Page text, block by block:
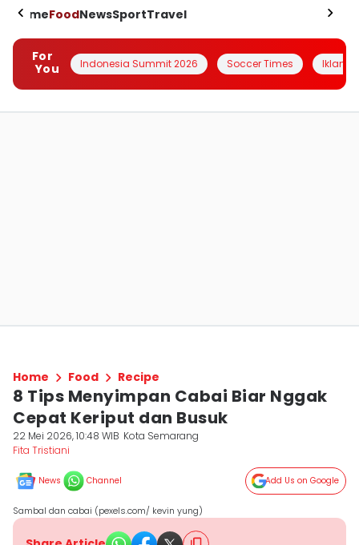
HomeFoodNewsSportTravel
For
You
Indonesia Summit 2026 Soccer Times Iklanin
Home Food Recipe
8 Tips Menyimpan Cabai Biar Nggak
Cepat Keriput dan Busuk
22 Mei 2026, 10:48 WIB Kota Semarang
Fita Tristiani
News Channel Add Us on Google
Sambal dan cabai (pexels.com/ kevin yung)